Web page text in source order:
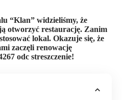
“Klan” widzieliśmy, że
otworzyć restaurację. Zanim
lokal. Okazuje się, że
zaczęli renowację
odc streszczenie!